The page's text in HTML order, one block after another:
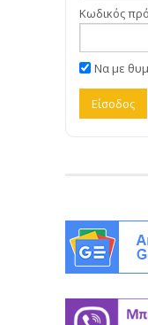
Κωδικός
Να με